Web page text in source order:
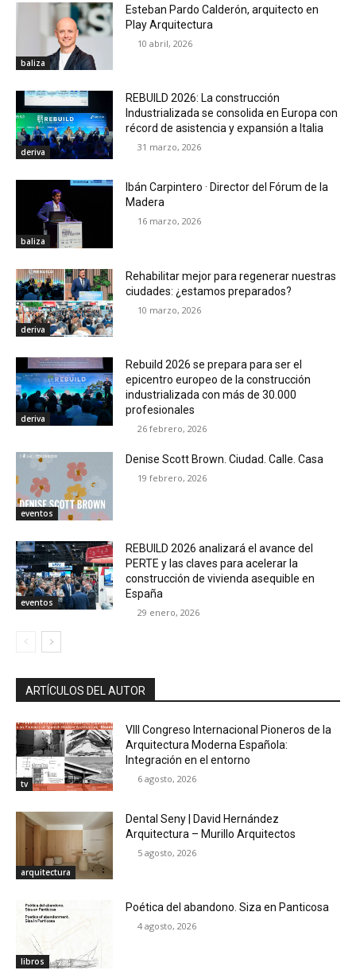
baliza
Esteban Pardo Calderón, arquitecto en
Play Arquitectura
10 abril, 2026
deriva
REBUILD 2026: La construcción
Industrializada se consolida en Europa con
récord de asistencia y expansión a Italia
31 marzo, 2026
baliza
Ibán Carpintero · Director del Fórum de la
Madera
16 marzo, 2026
deriva
Rehabilitar mejor para regenerar nuestras
ciudades: ¿estamos preparados?
10 marzo, 2026
deriva
Rebuild 2026 se prepara para ser el
epicentro europeo de la construcción
industrializada con más de 30.000
profesionales
26 febrero, 2026
eventos
Denise Scott Brown. Ciudad. Calle. Casa
19 febrero, 2026
eventos
REBUILD 2026 analizará el avance del
PERTE y las claves para acelerar la
construcción de vivienda asequible en
España
29 enero, 2026
ARTÍCULOS DEL AUTOR
tv
VIII Congreso Internacional Pioneros de la
Arquitectura Moderna Española:
Integración en el entorno
6 agosto, 2026
arquitectura
Dental Seny | David Hernández
Arquitectura – Murillo Arquitectos
5 agosto, 2026
libros
Poética del abandono. Siza en Panticosa
4 agosto, 2026